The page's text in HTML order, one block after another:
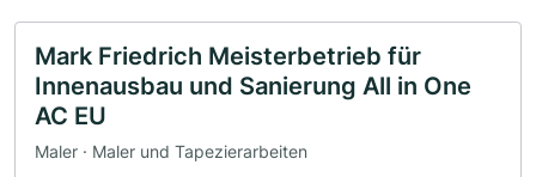
Mark Friedrich Meisterbetrieb für
Innenausbau und Sanierung All in One
AC EU
Maler · Maler und Tapezierarbeiten